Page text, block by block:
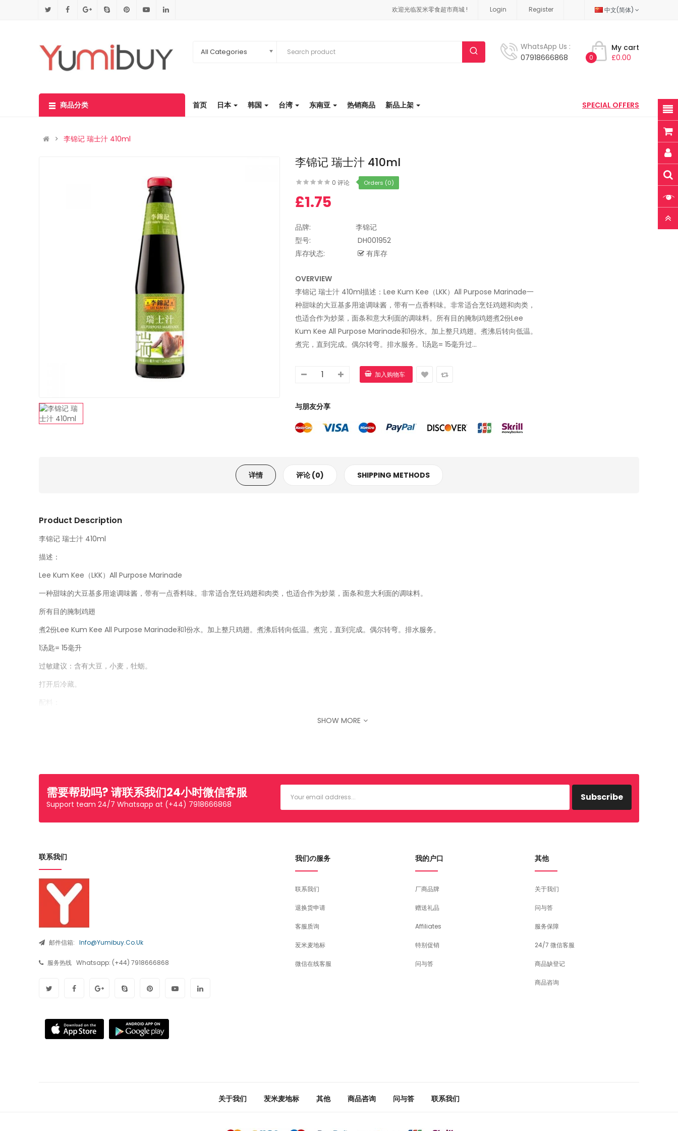
欢迎光临苃米零食超市商城 ! Login Register 中文(简体)
All Categories My cart
0 £0.00
WhatsApp Us :
07918666868
商品分类 首页 日本 韩国 台湾 东南亚 热销商品 新品上架 SPECIAL OFFERS
李锦记 瑞士汁 410ml
李锦记 瑞士汁 410ml
0 评论 Orders (0)
£1.75
品牌:
李锦记
型号:
DH001952
库存状态:
有库存
OVERVIEW
李锦记 瑞士汁 410ml描述：Lee Kum Kee（LKK）All Purpose Marinade一
种甜味的大豆基多用途调味酱，带有一点香料味。非常适合烹饪鸡翅和肉类，
也适合作为炒菜，面条和意大利面的调味料。所有目的腌制鸡翅煮2份Lee
Kum Kee All Purpose Marinade和1份水。加上整只鸡翅。煮沸后转向低温。
煮完，直到完成。偶尔转弯。排水服务。1汤匙= 15毫升过...
与朋友分享
详情 评论 (0) SHIPPING METHODS
Product Description
李锦记 瑞士汁 410ml
描述：
Lee Kum Kee（LKK）All Purpose Marinade
一种甜味的大豆基多用途调味酱，带有一点香料味。非常适合烹饪鸡翅和肉类，也适合作为炒菜，面条和意大利面的调味料。
所有目的腌制鸡翅
煮2份Lee Kum Kee All Purpose Marinade和1份水。加上整只鸡翅。煮沸后转向低温。煮完，直到完成。偶尔转弯。排水服务。
1汤匙= 15毫升
过敏建议：含有大豆，小麦，牡蛎。
打开后冷藏。
糖，酱油（水，盐，大豆，小麦粉），水，颜色（E150a，E150c），蚝油（水，糖，盐，牡蛎提取物，改性玉米淀粉，颜色（E150c）），盐，香料（1％），增味剂（E631，E627）。
SHOW MORE
需要帮助吗? 请联系我们24小时微信客服
Support team 24/7 Whatsapp at (+44) 7918666868
Subscribe
联系我们
邮件信箱: Info@yumibuy.co.uk
服务热线 Whatsapp: (+44) 7918666868
我们の服务
联系我们
退换货申请
客服质询
苃米麦地标
微信在线客服
我的户口
厂商品牌
赠送礼品
Affiliates
特别促销
问与答
其他
关于我们
问与答
服务保障
24/7 微信客服
商品缺登记
商品咨询
关于我们 苃米麦地标 其他 商品咨询 问与答 联系我们